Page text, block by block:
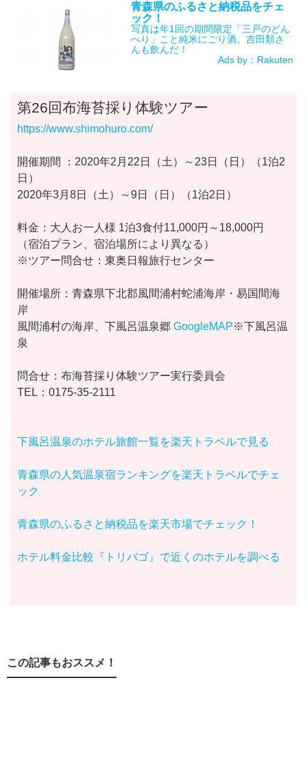
青森県のふるさと納税品をチェ
ック！
写真は年1回の期間限定「三戸のどん
ぺり」こと純米にごり酒。吉田類さ
んも飲んだ！
Ads by：Rakuten
第26回布海苔採り体験ツアー
https://www.shimohuro.com/
開催期間 ：2020年2月22日（土）～23日（日）（1泊2
日）
2020年3月8日（土）～9日（日）（1泊2日）
料金：大人お一人様 1泊3食付11,000円～18,000円
（宿泊プラン、宿泊場所により異なる）
※ツアー問合せ：東奥日報旅行センター
開催場所：青森県下北郡風間浦村蛇浦海岸・易国間海
岸
風間浦村の海岸、下風呂温泉郷 GoogleMAP※下風呂温
泉
問合せ：布海苔採り体験ツアー実行委員会
TEL：0175-35-2111
下風呂温泉のホテル旅館一覧を楽天トラベルで見る
青森県の人気温泉宿ランキングを楽天トラベルでチェ
ック
青森県のふるさと納税品を楽天市場でチェック！
ホテル料金比較『トリバゴ』で近くのホテルを調べる
この記事もおススメ！